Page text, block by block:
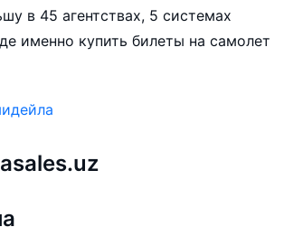
в 45 агентствах, 5 системах
именно купить билеты на самолет